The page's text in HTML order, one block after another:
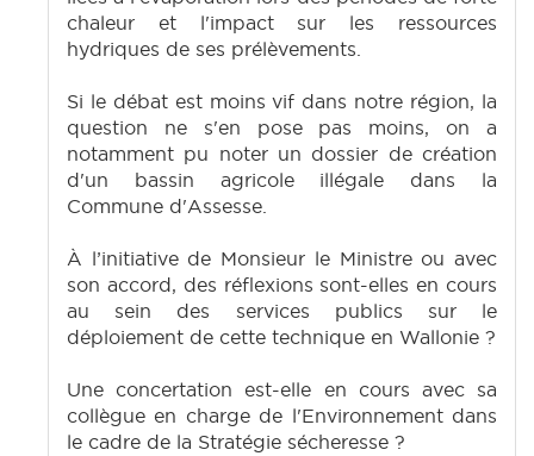
chaleur et l'impact sur les ressources
hydriques de ses prélèvements.
Si le débat est moins vif dans notre région, la
question ne s'en pose pas moins, on a
notamment pu noter un dossier de création
d'un bassin agricole illégale dans la
Commune d'Assesse.
À l’initiative de Monsieur le Ministre ou avec
son accord, des réflexions sont-elles en cours
au sein des services publics sur le
déploiement de cette technique en Wallonie ?
Une concertation est-elle en cours avec sa
collègue en charge de l'Environnement dans
le cadre de la Stratégie sécheresse ?